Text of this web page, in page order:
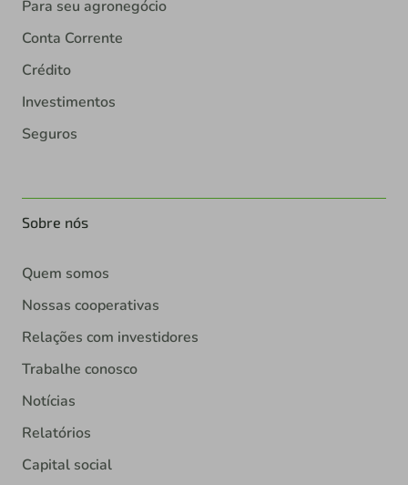
Para seu agronegócio
Conta Corrente
Crédito
Investimentos
Seguros
Sobre nós
Quem somos
Nossas cooperativas
Relações com investidores
Trabalhe conosco
Notícias
Relatórios
Capital social